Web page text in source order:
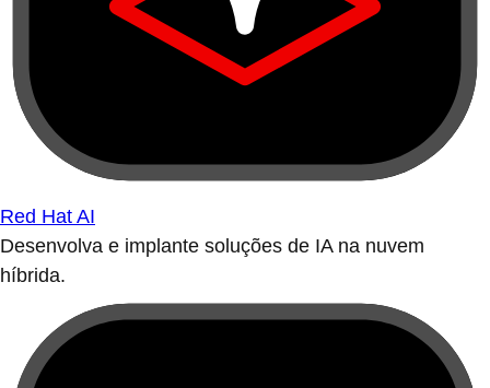
Red Hat AI
Desenvolva e implante soluções de IA na nuvem
híbrida.